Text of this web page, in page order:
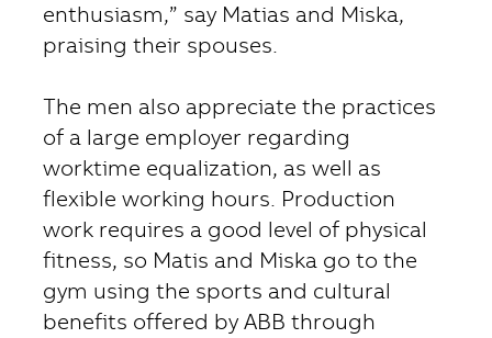
enthusiasm,” say Matias and Miska,
praising their spouses.
The men also appreciate the practices
of a large employer regarding
worktime equalization, as well as
flexible working hours. Production
work requires a good level of physical
fitness, so Matis and Miska go to the
gym using the sports and cultural
benefits offered by ABB through